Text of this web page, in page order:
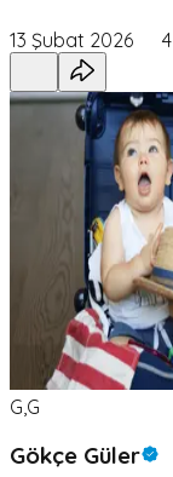
13 Şubat 2026 4
G,G
Gökçe Güler